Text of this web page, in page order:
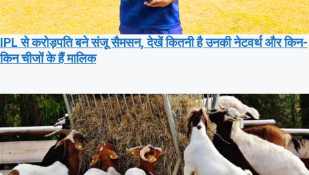
IPL से करोड़पति बने संजू सैमसन, देखें कितनी है उनकी नेटवर्थ और किन-
किन चीजों के हैं मालिक